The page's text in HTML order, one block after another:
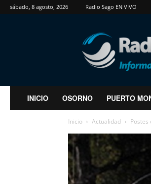
sábado, 8 agosto, 2026 Radio Sago EN VIVO
RadioSago
INICIO OSORNO PUERTO
Inicio Actualidad Postes